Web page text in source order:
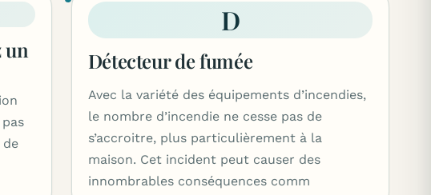
un
de
D
Détecteur de fumée
Avec la variété des équipements d’incendies,
le nombre d’incendie ne cesse pas de
s’accroitre, plus particulièrement à la
maison. Cet incident peut causer des
innombrables conséquences comm